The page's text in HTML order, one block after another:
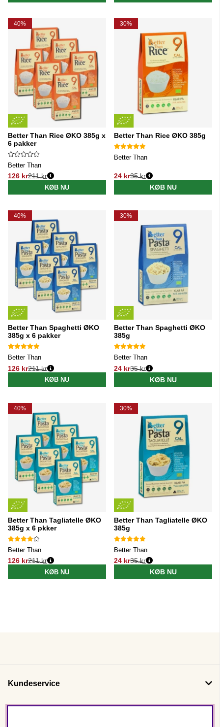
40%
Better Than Rice ØKO 385g x
6 pakker
Better Than
126 kr
Normalpris:
211 kr
KØB NU
30%
Better Than Rice ØKO 385g
Better Than
24 kr
Normalpris:
35 kr
KØB NU
40%
Better Than Spaghetti ØKO
385g x 6 pakker
Better Than
126 kr
Normalpris:
211 kr
KØB NU
30%
Better Than Spaghetti ØKO
385g
Better Than
24 kr
Normalpris:
35 kr
KØB NU
40%
Better Than Tagliatelle ØKO
385g x 6 pkker
Better Than
126 kr
Normalpris:
211 kr
KØB NU
30%
Better Than Tagliatelle ØKO
385g
Better Than
24 kr
Normalpris:
35 kr
KØB NU
Kundeservice